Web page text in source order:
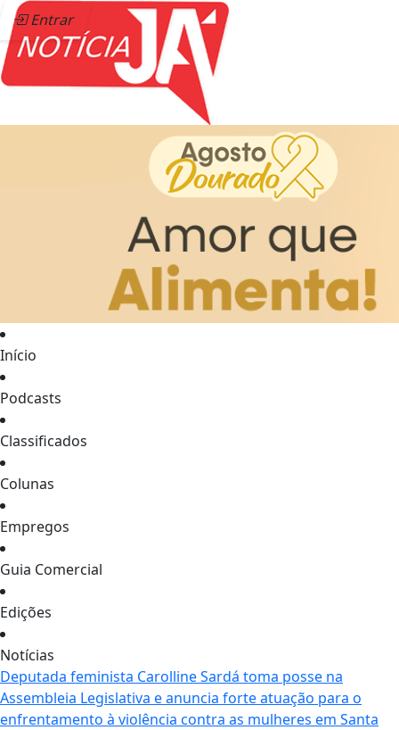
Entrar
Início
Podcasts
Classificados
Colunas
Empregos
Guia Comercial
Edições
Notícias
Deputada feminista Carolline Sardá toma posse na
Assembleia Legislativa e anuncia forte atuação para o
enfrentamento à violência contra as mulheres em Santa